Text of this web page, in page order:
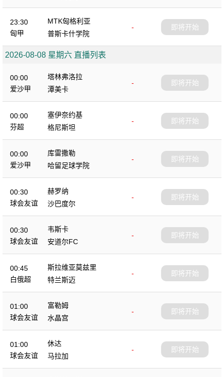
23:30
匈甲
MTK匈格利亚
-
普斯卡什学院
即将开始
2026-08-08 星期六 直播列表
00:00
爱沙甲
塔林弗洛拉
-
潭美卡
即将开始
00:00
芬超
塞伊奈约基
-
格尼斯坦
即将开始
00:00
爱沙甲
库雷撒勒
-
哈留足球学院
即将开始
00:30
球会友谊
赫罗纳
-
沙巴度尔
即将开始
00:30
球会友谊
韦斯卡
-
安道尔FC
即将开始
00:45
白俄超
斯拉维亚莫兹里
-
特兰斯迈
即将开始
01:00
球会友谊
富勒姆
-
水晶宫
即将开始
01:00
球会友谊
休达
-
马拉加
即将开始